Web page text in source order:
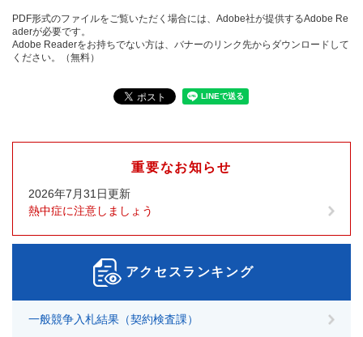
PDF形式のファイルをご覧いただく場合には、Adobe社が提供するAdobe Re
aderが必要です。
Adobe Readerをお持ちでない方は、バナーのリンク先からダウンロードして
ください。（無料）
重要なお知らせ
2026年7月31日更新
熱中症に注意しましょう
アクセスランキング
一般競争入札結果（契約検査課）